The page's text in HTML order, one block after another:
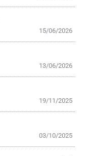
15/06/2026
13/06/2026
19/11/2025
03/10/2025